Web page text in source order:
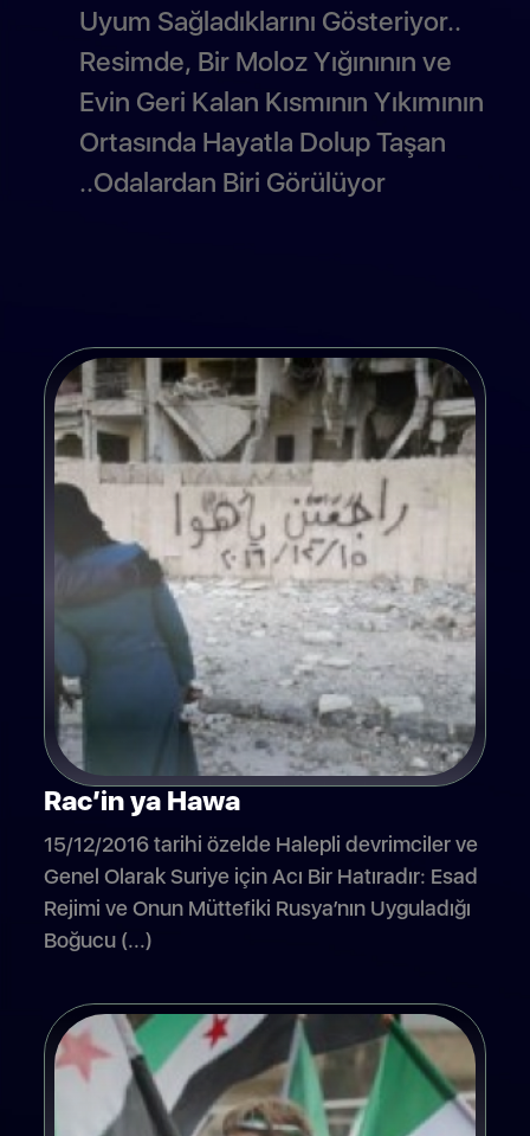
Uyum Sağladıklarını Gösteriyor..
Resimde, Bir Moloz Yığınının ve
Evin Geri Kalan Kısmının Yıkımının
Ortasında Hayatla Dolup Taşan
Odalardan Biri Görülüyor..
Rac’in ya Hawa
15/12/2016 tarihi özelde Halepli devrimciler ve
Genel Olarak Suriye için Acı Bir Hatıradır: Esad
Rejimi ve Onun Müttefiki Rusya’nın Uyguladığı
Boğucu (...)